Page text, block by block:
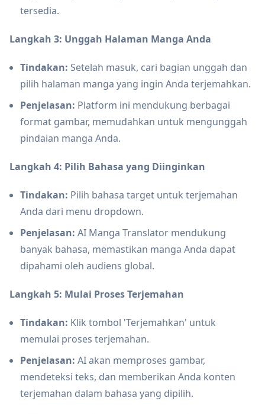
tersedia.
Langkah 3: Unggah Halaman Manga Anda
Tindakan: Setelah masuk, cari bagian unggah dan
pilih halaman manga yang ingin Anda terjemahkan.
Penjelasan: Platform ini mendukung berbagai
format gambar, memudahkan untuk mengunggah
pindaian manga Anda.
Langkah 4: Pilih Bahasa yang Diinginkan
Tindakan: Pilih bahasa target untuk terjemahan
Anda dari menu dropdown.
Penjelasan: AI Manga Translator mendukung
banyak bahasa, memastikan manga Anda dapat
dipahami oleh audiens global.
Langkah 5: Mulai Proses Terjemahan
Tindakan: Klik tombol 'Terjemahkan' untuk
memulai proses terjemahan.
Penjelasan: AI akan memproses gambar,
mendeteksi teks, dan memberikan Anda konten
terjemahan dalam bahasa yang dipilih.